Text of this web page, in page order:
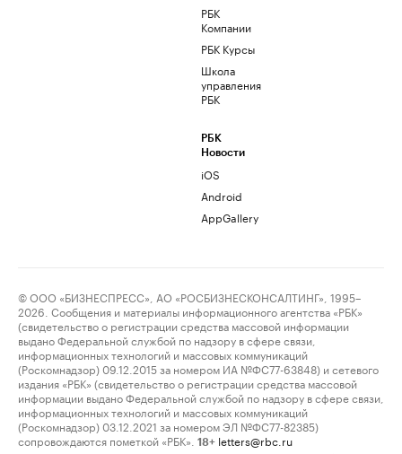
РБК
Компании
РБК Курсы
Школа
управления
РБК
РБК
Новости
iOS
Android
AppGallery
© ООО «БИЗНЕСПРЕСС», АО «РОСБИЗНЕСКОНСАЛТИНГ», 1995–
2026. Сообщения и материалы информационного агентства «РБК»
(свидетельство о регистрации средства массовой информации
выдано Федеральной службой по надзору в сфере связи,
информационных технологий и массовых коммуникаций
(Роскомнадзор) 09.12.2015 за номером ИА №ФС77-63848) и сетевого
издания «РБК» (свидетельство о регистрации средства массовой
информации выдано Федеральной службой по надзору в сфере связи,
информационных технологий и массовых коммуникаций
(Роскомнадзор) 03.12.2021 за номером ЭЛ №ФС77-82385)
сопровождаются пометкой «РБК».
18+ letters@rbc.ru